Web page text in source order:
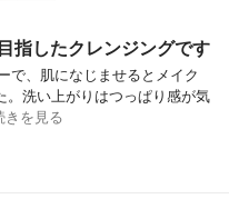
指したクレンジングです
で、肌になじませるとメイク
。洗い上がりはつっぱり感が気
きを見る